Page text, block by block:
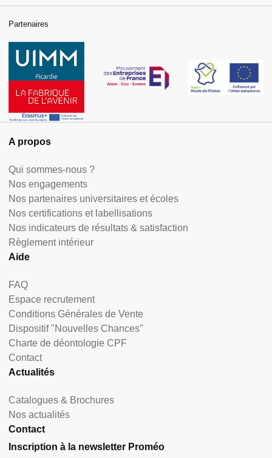
A propos
Qui sommes-nous ?
Nos engagements
Nos partenaires universitaires et écoles
Nos certifications et labellisations
Nos indicateurs de résultats & satisfaction
Règlement intérieur
Aide
FAQ
Espace recrutement
Conditions Générales de Vente
Dispositif "Nouvelles Chances"
Charte de déontologie CPF
Contact
Actualités
Catalogues & Brochures
Nos actualités
Contact
Inscription à la newsletter Proméo
Partenaires